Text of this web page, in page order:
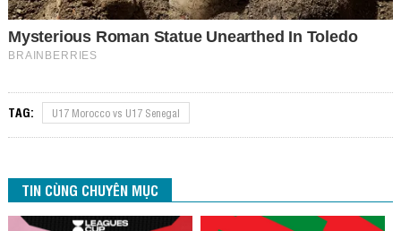
TAG: U17 Morocco vs U17 Senegal
TIN CÙNG CHUYÊN MỤC